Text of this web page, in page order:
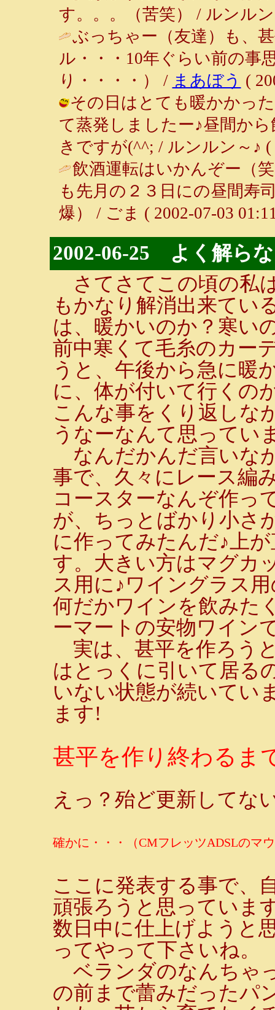
す。。。（苦笑） / ルンル
ぶっちゃー（友達）も、
ル・・・10年ぐらい前の事
り・・・・） / まあぼう (
その日はとても暖かかっ
て蒸発しましたー♪昼間か
きですが(^^; / ルンルン～♪ (
飲酒運転はいかんぞー（
も先月の２３日にの昼間寿
爆） / ごま ( 2002-07-03
2002-06-25 よく解ら
さてさてこの頃の私
もかなり解消出来てい
は、暖かいのか？寒い
前中寒くて毛糸のカー
うと、午後から急に暖
に、体が付いて行くの
こんな事をくり返しな
うなーなんて思ってい
なんだかんだ言いな
事で、久々にレース編
コースターなんぞ作っ
が、ちっとばかり小さ
に作ってみたんだ♪上
す。大きい方はマグカ
ス用に♪ワイングラス
何だかワインを飲みた
ーマートの安物ワイン
実は、甚平を作ろう
はとっくに引いて居る
いない状態が続いてい
ます!
甚平を作り終わるま
えっ？殆ど更新してな
確かに・・・（CMフレッツADSLのマ
ここに発表する事で、
頑張ろうと思っていま
数日中に仕上げようと
ってやって下さいね。
ベランダのなんちゃ
の前まで蕾みだったパ